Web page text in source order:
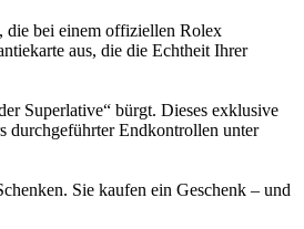
die bei einem offiziellen Rolex
aus, die die Echtheit Ihrer
Superlative“ bürgt. Dieses exklusive
durchgeführter Endkontrollen unter
Sie kaufen ein Geschenk – und